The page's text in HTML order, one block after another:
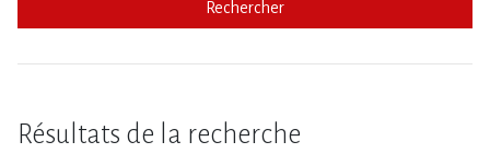
Rechercher
Résultats de la recherche